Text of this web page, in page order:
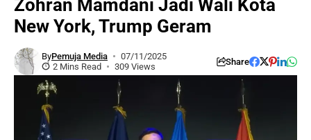
Zohran Mamdani Jadi Wali Kota
New York, Trump Geram
ByPemuja Media
07/11/2025
2 Mins Read
309 Views Share